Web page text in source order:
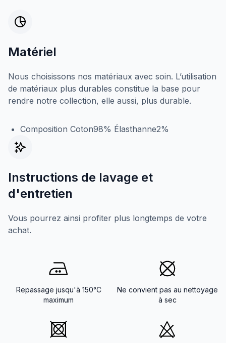
Matériel
Nous choisissons nos matériaux avec soin. L’utilisation
de matériaux plus durables constitue la base pour
rendre notre collection, elle aussi, plus durable.
Composition Coton98% Élasthanne2%
Instructions de lavage et
d'entretien
Vous pourrez ainsi profiter plus longtemps de votre
achat.
Repassage jusqu'à 150°C
maximum
Ne convient pas au nettoyage
à sec